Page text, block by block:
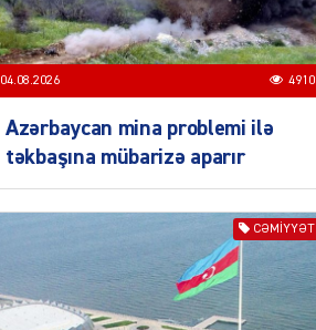
04.08.2026 4910
Azərbaycan mina problemi ilə
təkbaşına mübarizə aparır
CƏMIYYƏT